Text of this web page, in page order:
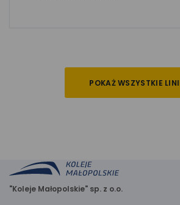
POKAŻ WSZYSTKIE
"Koleje Małopolskie" sp. z o.o.